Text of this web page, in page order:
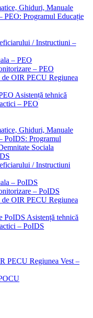
Ghiduri, Manuale
Programul Educație
/ Instructiuni –
– PEO
– PEO
de OIR PECU Regiunea
Asistență tehnică
– PEO
Ghiduri, Manuale
PoIDS: Programul
Sociala
/ Instructiuni
– PoIDS
– PoIDS
de OIR PECU Regiunea
PoIDS Asistență tehnică
– PoIDS
PECU Regiunea Vest –